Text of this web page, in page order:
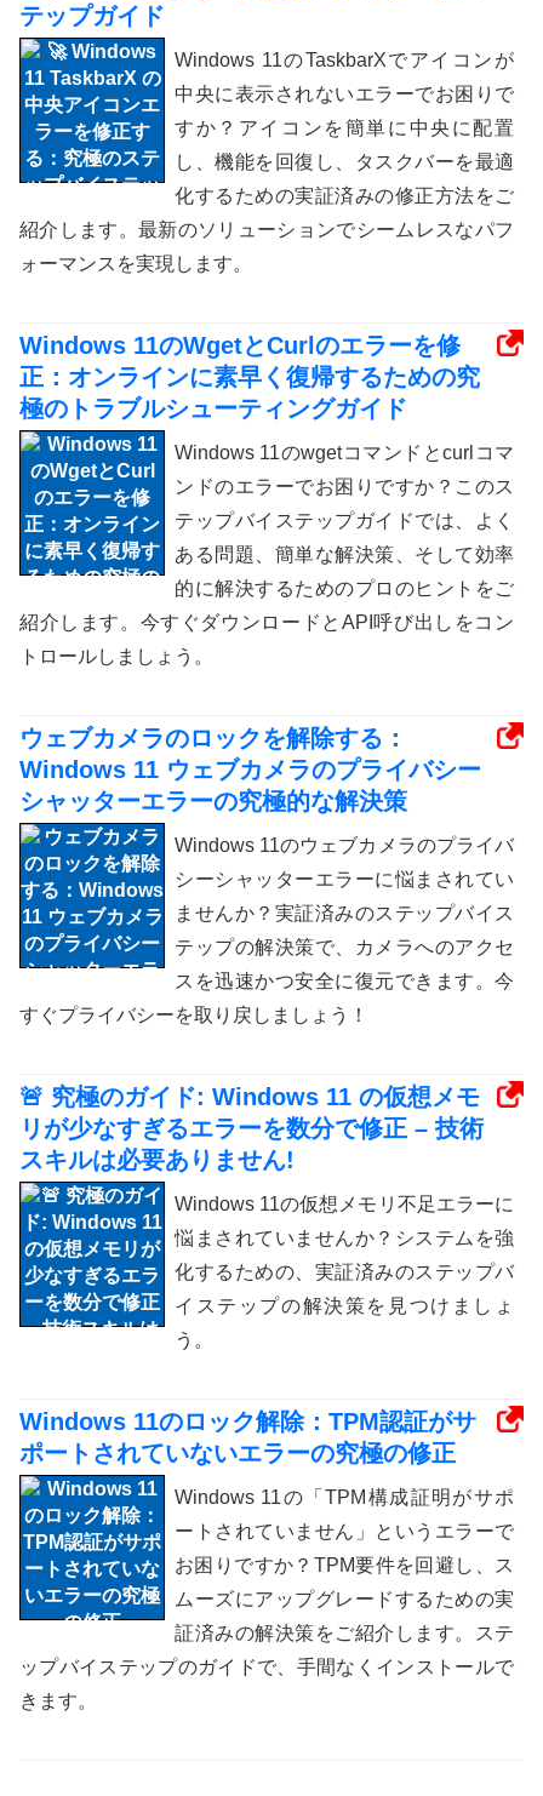
テップガイド
Windows 11のTaskbarXでアイコンが
中央に表示されないエラーでお困りで
すか？アイコンを簡単に中央に配置
し、機能を回復し、タスクバーを最適
化するための実証済みの修正方法をご
紹介します。最新のソリューションでシームレスなパフ
ォーマンスを実現します。
Windows 11のWgetとCurlのエラーを修
正：オンラインに素早く復帰するための究
極のトラブルシューティングガイド
Windows 11のwgetコマンドとcurlコマ
ンドのエラーでお困りですか？このス
テップバイステップガイドでは、よく
ある問題、簡単な解決策、そして効率
的に解決するためのプロのヒントをご
紹介します。今すぐダウンロードとAPI呼び出しをコン
トロールしましょう。
ウェブカメラのロックを解除する：
Windows 11 ウェブカメラのプライバシー
シャッターエラーの究極的な解決策
Windows 11のウェブカメラのプライバ
シーシャッターエラーに悩まされてい
ませんか？実証済みのステップバイス
テップの解決策で、カメラへのアクセ
スを迅速かつ安全に復元できます。今
すぐプライバシーを取り戻しましょう！
🚨 究極のガイド: Windows 11 の仮想メモ
リが少なすぎるエラーを数分で修正 – 技術
スキルは必要ありません!
Windows 11の仮想メモリ不足エラーに
悩まされていませんか？システムを強
化するための、実証済みのステップバ
イステップの解決策を見つけましょ
う。
Windows 11のロック解除：TPM認証がサ
ポートされていないエラーの究極の修正
Windows 11の「TPM構成証明がサポ
ートされていません」というエラーで
お困りですか？TPM要件を回避し、ス
ムーズにアップグレードするための実
証済みの解決策をご紹介します。ステ
ップバイステップのガイドで、手間なくインストールで
きます。